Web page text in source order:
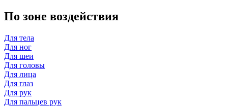
По зоне воздействия
Для тела
Для ног
Для шеи
Для головы
Для лица
Для глаз
Для рук
Для пальцев рук